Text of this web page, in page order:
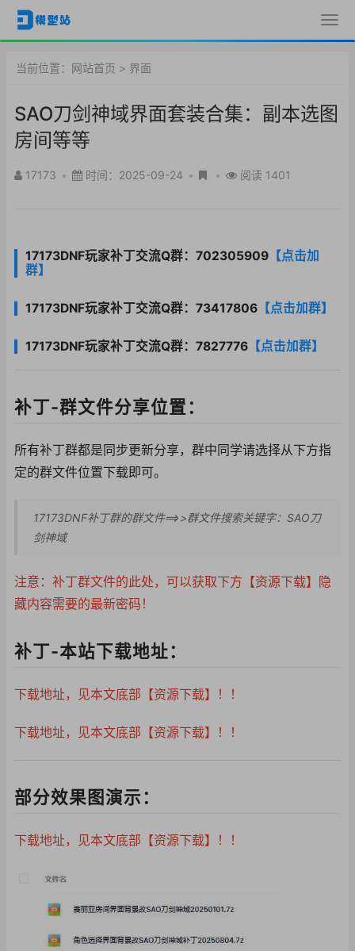
当前位置： 网站首页 > 界面
SAO刀剑神域界面套装合集：副本选图
房间等等
17173 • 时间：2025-09-24 • • 阅读 1401
17173DNF玩家补丁交流Q群：702305909 【点击加
群】
17173DNF玩家补丁交流Q群：73417806 【点击加群】
17173DNF玩家补丁交流Q群：7827776 【点击加群】
补丁-群文件分享位置：
所有补丁群都是同步更新分享，群中同学请选择从下方指
定的群文件位置下载即可。
17173DNF补丁群的群文件==>>群文件搜索关键字：SAO刀
剑神域
注意：补丁群文件的此处，可以获取下方【资源下载】隐
藏内容需要的最新密码！
补丁-本站下载地址：
下载地址，见本文底部【资源下载】！！
下载地址，见本文底部【资源下载】！！
部分效果图演示：
下载地址，见本文底部【资源下载】！！